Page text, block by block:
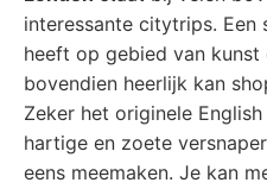
interessante citytrips. Een
heeft op gebied van kunst
bovendien heerlijk kan
Zeker het originele
hartige en zoete
eens meemaken. Je kan